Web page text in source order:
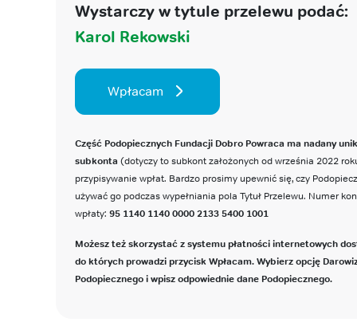
Wystarczy w tytule przelewu podać:
Karol Rekowski
Wpłacam
Część Podopiecznych Fundacji Dobro Powraca ma nadany
subkonta (dotyczy to subkont założonych od września 2022
przypisywanie wpłat. Bardzo prosimy upewnić się, czy
używać go podczas wypełniania pola Tytuł Przelewu. Numer
wpłaty: 95 1140 1140 0000 2133 5400 1001
Możesz też skorzystać z systemu płatności internetowych
do których prowadzi przycisk Wpłacam. Wybierz opcję
Podopiecznego i wpisz odpowiednie dane Podopiecznego.